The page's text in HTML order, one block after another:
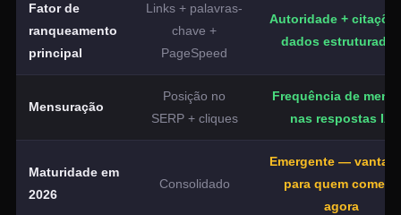
Fator de
ranqueamento
principal
Links + palavras-
chave +
PageSpeed
Autoridade +
dados
Mensuração
Posição no
SERP + cliques
Frequência de
nas respostas IA
Maturidade em
2026
Consolidado
Emergente —
para quem começa
agora